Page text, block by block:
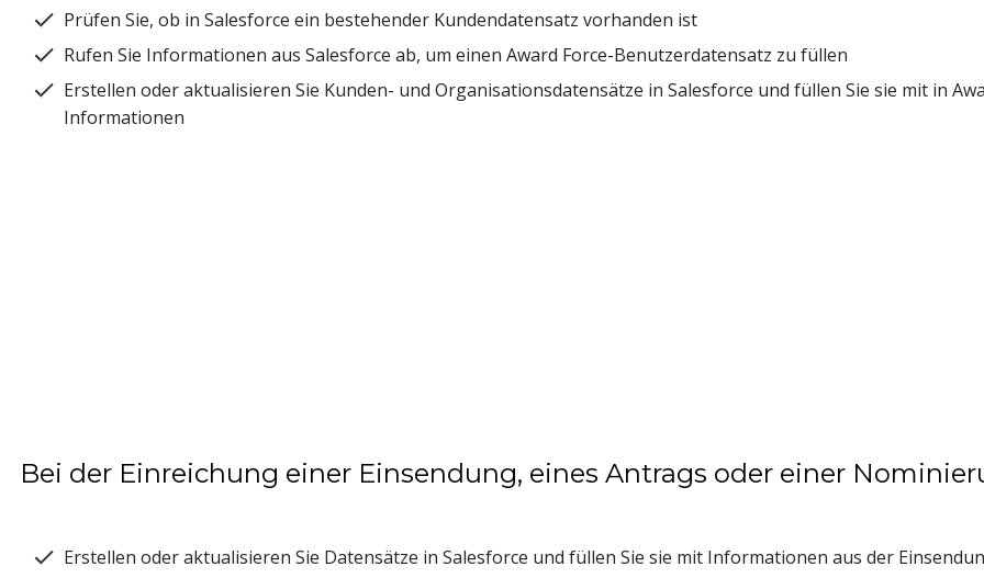
Prüfen Sie, ob in Salesforce ein bestehender Kundendatensatz vorhanden ist
Rufen Sie Informationen aus Salesforce ab, um einen Award Force-Benutzerdatensatz zu füllen
Erstellen oder aktualisieren Sie Kunden- und Organisationsdatensätze in Salesforce und füllen Sie sie mit in
Informationen
Bei der Einreichung einer Einsendung, eines Antrags oder einer
Erstellen oder aktualisieren Sie Datensätze in Salesforce und füllen Sie sie mit Informationen aus der